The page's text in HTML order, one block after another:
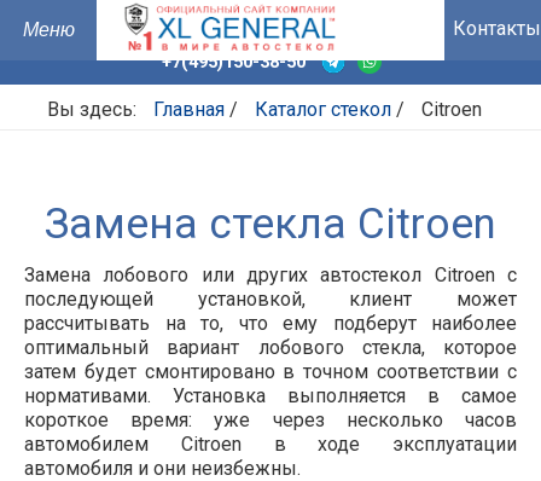
Контакты
+7(495)150-38-50
Вы здесь: Главная / Каталог стекол / Citroen
Замена стекла Citroen
Замена лобового или других автостекол Citroen с
последующей установкой, клиент может
рассчитывать на то, что ему подберут наиболее
оптимальный вариант лобового стекла, которое
затем будет смонтировано в точном соответствии с
нормативами. Установка выполняется в самое
короткое время: уже через несколько часов
автомобилем Citroen в ходе эксплуатации
автомобиля и они неизбежны.